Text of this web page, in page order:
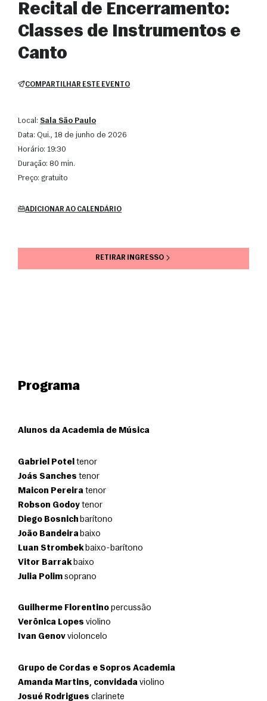
Recital de Encerramento:
Classes de Instrumentos e
Canto
COMPARTILHAR ESTE EVENTO
Local: Sala São Paulo
Data:
qui., 18 de junho de 2026
Horário:
19:30
Duração: 80 min.
Preço: gratuito
ADICIONAR AO CALENDÁRIO
RETIRAR INGRESSO
Programa
Alunos da Academia de Música
Gabriel Potel tenor
Joás Sanches tenor
Maicon Pereira tenor
Robson Godoy tenor
Diego Bosnich barítono
João Bandeira baixo
Luan Strombek baixo-barítono
Vitor Barrak baixo
Julia Polim soprano
Guilherme Florentino percussão
Verônica Lopes violino
Ivan Genov violoncelo
Grupo de Cordas e Sopros Academia
Amanda Martins, convidada violino
Josué Rodrigues clarinete